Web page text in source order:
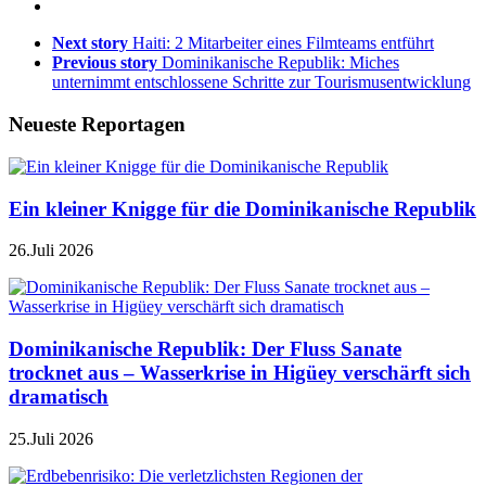
Next story Haiti: 2 Mitarbeiter eines Filmteams entführt
Previous story Dominikanische Republik: Miches
unternimmt entschlossene Schritte zur Tourismusentwicklung
Neueste Reportagen
Ein kleiner Knigge für die Dominikanische Republik
26.Juli 2026
Dominikanische Republik: Der Fluss Sanate
trocknet aus – Wasserkrise in Higüey verschärft sich
dramatisch
25.Juli 2026